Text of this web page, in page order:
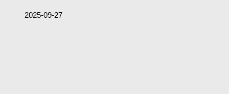
2025-09-27